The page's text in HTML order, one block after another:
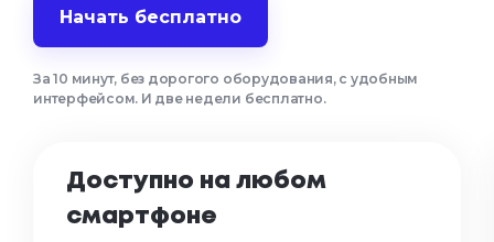
Начать бесплатно
За 10 минут, без дорогого оборудования, с удобным
интерфейсом. И две недели бесплатно.
Доступно на любом
смартфоне